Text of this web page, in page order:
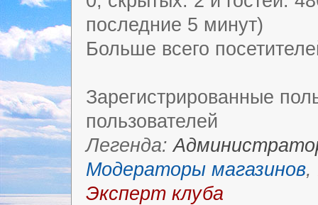
последние 5 минут)
Больше всего
Зарегистрированные
пользователей
Легенда:
Модераторы магазинов,
Эксперт клуба